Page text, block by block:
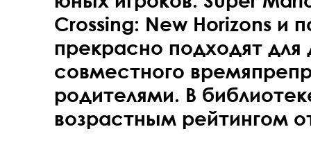
Crossing: New Horizons и
прекрасно подходят для
совместного
родителями. В
возрастным рейтингом